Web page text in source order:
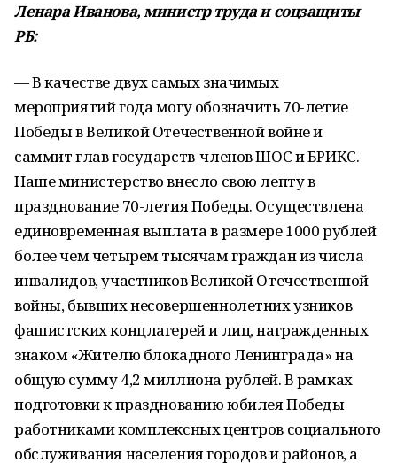
Ленара Иванова, министр труда и соцзащиты
РБ:
— В качестве двух самых значимых
мероприятий года могу обозначить 70-летие
Победы в Великой Отечественной войне и
саммит глав государств-членов ШОС и БРИКС.
Наше министерство внесло свою лепту в
празднование 70-летия Победы. Осуществлена
единовременная выплата в размере 1000 рублей
более чем четырем тысячам граждан из числа
инвалидов, участников Великой Отечественной
войны, бывших несовершеннолетних узников
фашистских концлагерей и лиц, награжденных
знаком «Жителю блокадного Ленинграда» на
общую сумму 4,2 миллиона рублей. В рамках
подготовки к празднованию юбилея Победы
работниками комплексных центров социального
обслуживания населения городов и районов, а